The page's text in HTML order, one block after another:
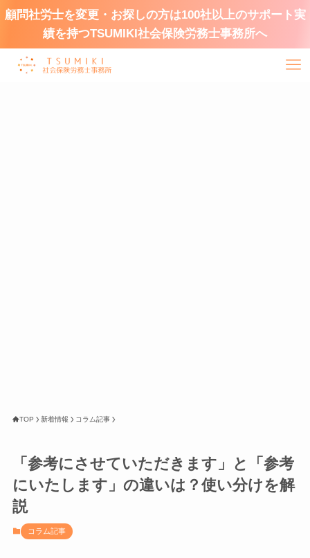
顧問社労士を変更・お探しの方は100社以上のサポート実
績を持つTSUMIKI社会保険労務士事務所へ
TOP 新着情報 コラム記事
「参考にさせていただきます」と「参考
にいたします」の違いは？使い分けを解
説
コラム記事